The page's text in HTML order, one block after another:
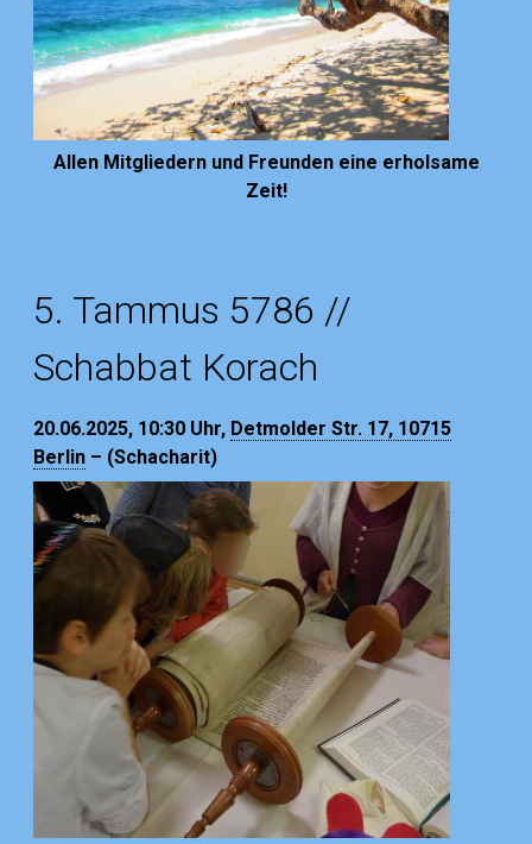
Allen Mitgliedern und Freunden eine erholsame
Zeit!
5. Tammus 5786 //
Schabbat Korach
20.06.2025, 10:30 Uhr, Detmolder Str. 17, 10715
Berlin – (Schacharit)